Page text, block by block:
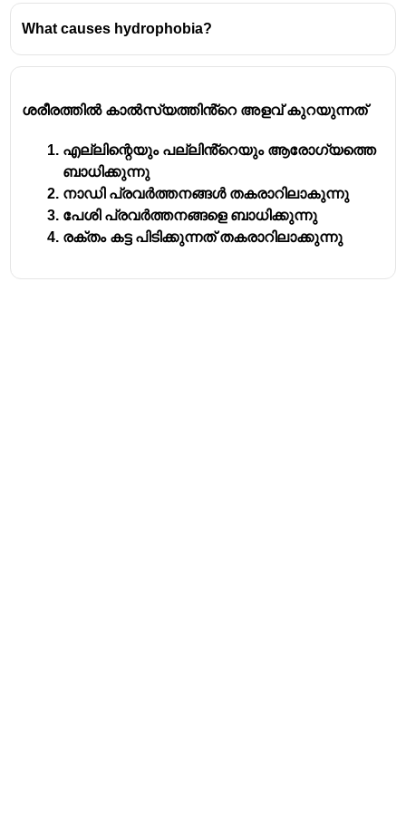
What causes hydrophobia?
ശരീരത്തിൽ കാൽസ്യത്തിൻ്റെ അളവ് കുറയുന്നത്
എല്ലിന്റെയും പല്ലിൻ്റെയും ആരോഗ്യത്തെ
ബാധിക്കുന്നു
നാഡി പ്രവർത്തനങ്ങൾ തകരാറിലാകുന്നു
പേശി പ്രവർത്തനങ്ങളെ ബാധിക്കുന്നു
രക്തം കട്ട പിടിക്കുന്നത് തകരാറിലാക്കുന്നു